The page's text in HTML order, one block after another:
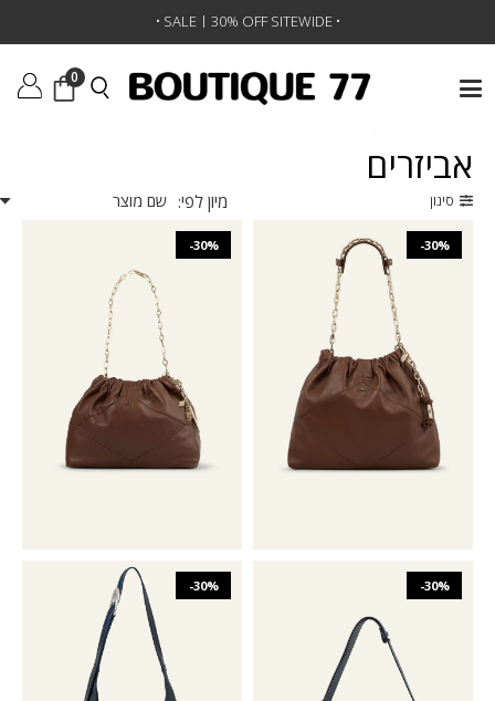
•
SALE | 30% OFF SITEWIDE
• • SALE | Up To 50% •
0
אביזרים
סינון מיון לפי:
-30%
₪2,174
₪1,522
-30%
1,931
1,352
-30%
-30%